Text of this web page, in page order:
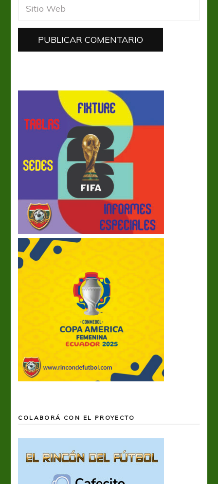
COLABORÁ CON EL PROYECTO